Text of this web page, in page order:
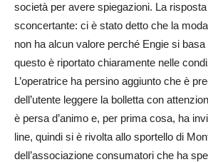
società per avere spiegazioni. La
sconcertante: ci è stato detto che la
non ha alcun valore perché Engie si
questo è riportato chiaramente nelle
L’operatrice ha persino aggiunto che è
dell’utente leggere la bolletta con
è persa d’animo e, per prima cosa, ha
line, quindi si è rivolta allo sportello di
dell’associazione consumatori che ha